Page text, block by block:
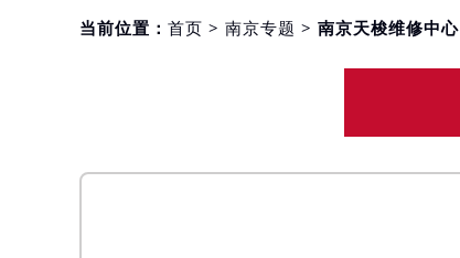
当前位置： 首页 > 南京专题 > 南京天梭维修中心